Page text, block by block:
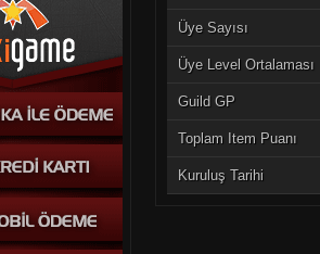
Üye Sayısı
Üye Level Ortalaması
Guild GP
Toplam Item Puanı
Kuruluş Tarihi